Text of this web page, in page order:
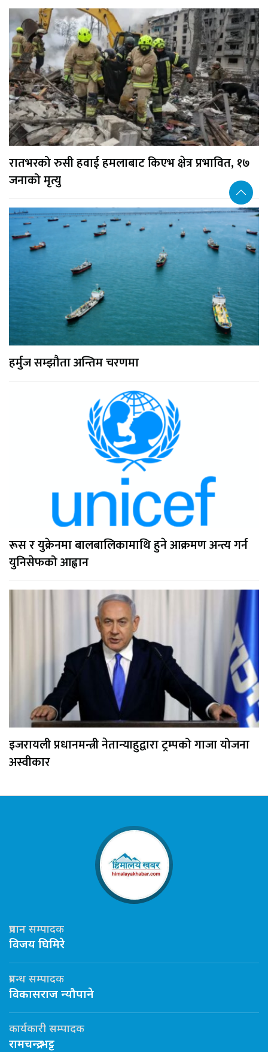
रातभरको रुसी हवाई हमलाबाट किएभ क्षेत्र प्रभावित, १७
जनाको मृत्यु
हर्मुज सम्झौता अन्तिम चरणमा
रूस र युक्रेनमा बालबालिकामाथि हुने आक्रमण अन्त्य गर्न
युनिसेफको आह्वान
इजरायली प्रधानमन्त्री नेतान्याहुद्वारा ट्रम्पको गाजा योजना
अस्वीकार
प्रधान सम्पादक
विजय घिमिरे
प्रबन्ध सम्पादक
विकासराज न्यौपाने
कार्यकारी सम्पादक
रामचन्द्र भट्ट